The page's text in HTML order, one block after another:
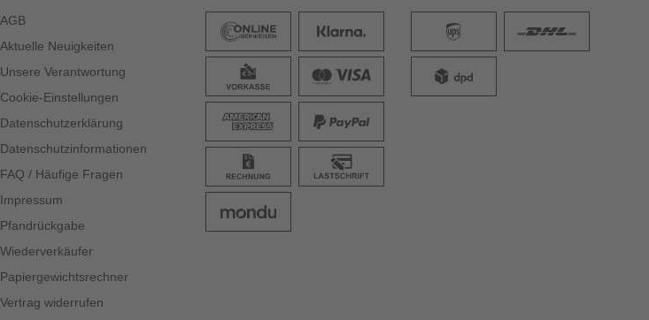
AGB
Aktuelle Neuigkeiten
Unsere Verantwortung
Cookie-Einstellungen
Datenschutzerklärung
Datenschutzinformationen
FAQ / Häufige Fragen
Impressum
Pfandrückgabe
Wiederverkäufer
Papiergewichtsrechner
Vertrag widerrufen